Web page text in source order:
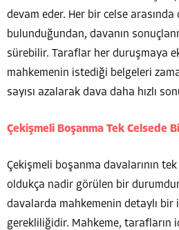
devam eder. Her bir celse
bulunduğundan, davanın
sürebilir. Taraflar her duruşmaya
mahkemenin istediği belgeleri
sayısı azalarak dava daha hızlı
Çekişmeli Boşanma Tek Celsede
Çekişmeli boşanma davalarının
oldukça nadir görülen bir
davalarda mahkemenin detaylı bir
gerekliliğidir. Mahkeme, tarafların